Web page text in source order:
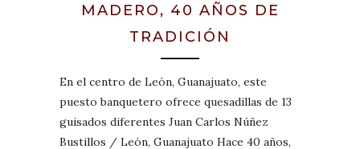
MADERO, 40 AÑOS DE
TRADICIÓN
En el centro de León, Guanajuato, este
puesto banquetero ofrece quesadillas de 13
guisados diferentes Juan Carlos Núñez
Bustillos / León, Guanajuato Hace 40 años,